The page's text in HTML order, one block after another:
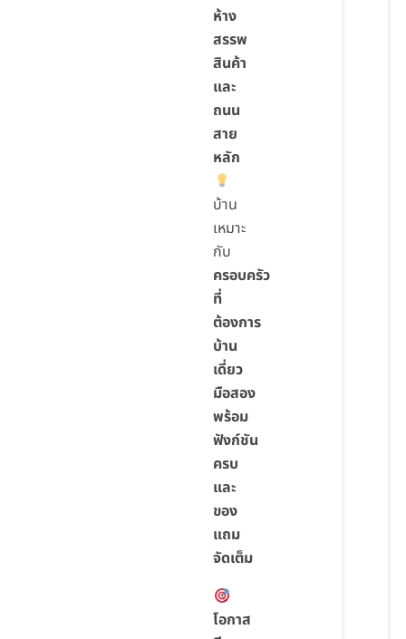
ห้าง
สรรพ
สินค้า
และ
ถนน
สาย
หลัก
บ้าน
เหมาะ
กับ
ครอบครัว
ที่
ต้องการ
บ้าน
เดี่ยว
มือสอง
พร้อม
ฟังก์ชัน
ครบ
และ
ของ
แถม
จัดเต็ม
โอกาส